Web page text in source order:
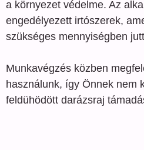
a környezet védelme. Az
engedélyezett irtószerek,
szükséges mennyiségben
Munkavégzés közben
használunk, így Önnek nem
feldühödött darázsraj